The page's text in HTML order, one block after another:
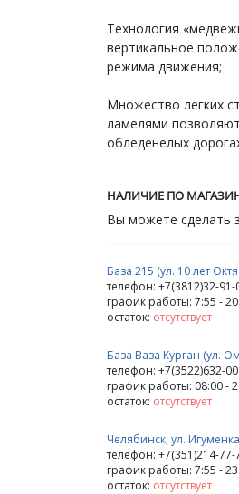
Технология
вертикальное
режима движения;
Множество легких
ламелями
обледенелых
НАЛИЧИЕ ПО
Вы можете сделать
База 215 (ул. 10 лет
телефон: +7(3812)32-91-
график работы: 7:55 -
остаток: отсутствует
База Ваза Курган (ул.
телефон: +7(3522)632-
график работы: 08:00 -
остаток: отсутствует
Челябинск, ул.
телефон: +7(351)214-77-
график работы: 7:55 -
остаток: отсутствует